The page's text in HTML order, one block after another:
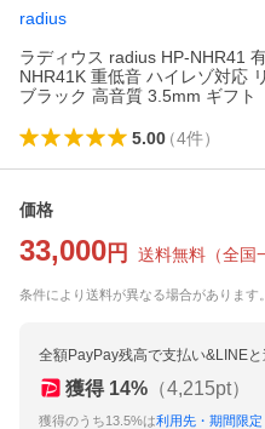
radius
ラディウス radius HP-NHR41
NHR41K 重低音 ハイレゾ対応
ブラック 高音質 3.5mm ギフト
5.00（4件）
価格
33,000 円 送料無料 （全国
条件により送料が異なる場合があります。
全額PayPay残高で支払い&LINE
獲得 14% （4,215pt）
獲得のうち13.5%は利用先・期間限定